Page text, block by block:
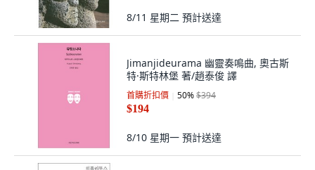
8/11 星期二 預計送達
Jimanjideurama 幽靈奏鳴曲, 奧古斯
特·斯特林堡 著/趙泰俊 譯
首購折扣價 50%$394
$194
8/10 星期一 預計送達